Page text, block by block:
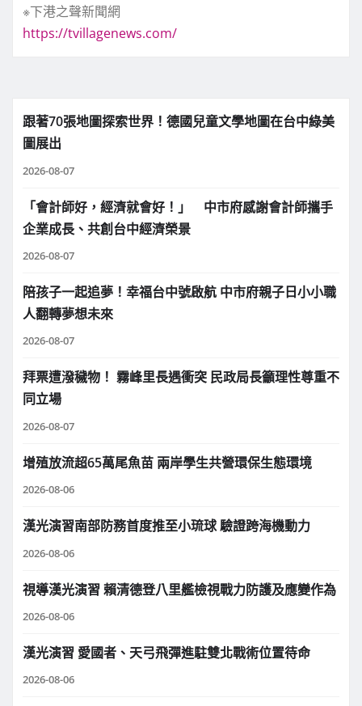
※下港之聲新聞網
https://tvillagenews.com/
跟著70張地圖探索世界！德國兒童文學地圖在台中綠美
圖展出
2026-08-07
「會計師好，經濟就會好！」 中市府感謝會計師攜手
企業成長、共創台中經濟榮景
2026-08-07
陪孩子一起追夢！幸福台中號啟航 中市府親子日小小職
人翻轉夢想未來
2026-08-07
拜票遭潑穢物！ 霧峰里長遇衝突 民政局長籲理性尊重不
同立場
2026-08-07
增殖放流超65萬尾魚苗 兩岸學生共營環保生態環境
2026-08-06
漢光演習南部防務首度推至小琉球 驗證跨海機動力
2026-08-06
視導漢光演習 賴清德登八里艦檢視戰力防護及應變作為
2026-08-06
漢光演習 愛國者、天弓飛彈進駐雙北戰術位置待命
2026-08-06